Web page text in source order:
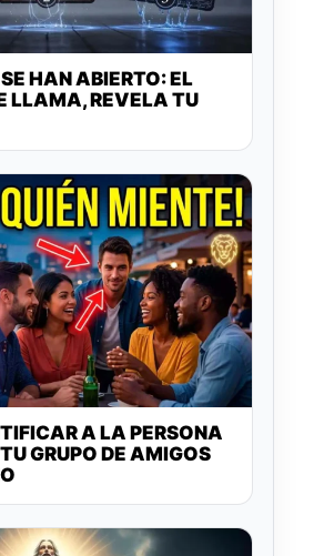
HAN ABIERTO: EL
LLAMA, REVELA TU
A LA PERSONA
GRUPO DE AMIGOS